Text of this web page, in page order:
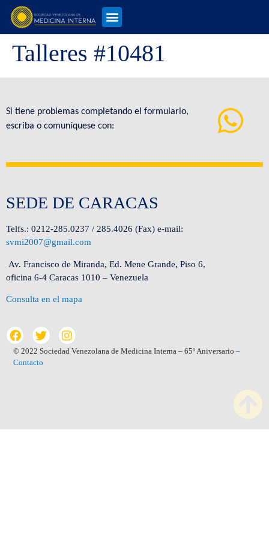
Talleres #10481
Si tiene problemas completando el formulario,
escriba o comuníquese con:
SEDE DE CARACAS
Telfs.: 0212-285.0237 / 285.4026 (Fax) e-mail:
svmi2007@gmail.com
Av. Francisco de Miranda, Ed. Mene Grande, Piso 6,
oficina 6-4 Caracas 1010 – Venezuela
Consulta en el mapa
© 2022 Sociedad Venezolana de Medicina Interna – 65º Aniversario –
Contacto